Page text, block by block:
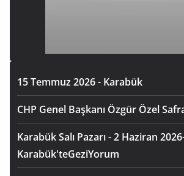
15 Temmuz 2026 - Karabük
CHP Genel Başkanı Özgür Özel
Karabük Salı Pazarı - 2 Haziran
Karabük'teGeziYorum